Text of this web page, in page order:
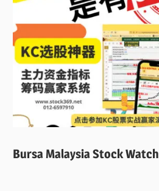
Bursa Malaysia Stock Watch